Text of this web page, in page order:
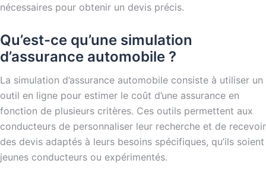
nécessaires pour obtenir un devis précis.
Qu’est-ce qu’une simulation
d’assurance automobile ?
La simulation d’assurance automobile consiste à utiliser un
outil en ligne pour estimer le coût d’une assurance en
fonction de plusieurs critères. Ces outils permettent aux
conducteurs de personnaliser leur recherche et de recevoir
des devis adaptés à leurs besoins spécifiques, qu’ils soient
jeunes conducteurs ou expérimentés.